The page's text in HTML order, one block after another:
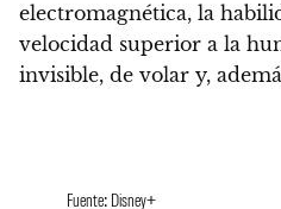
electromagnética, la
velocidad superior a la
invisible, de volar y,
Fuente: Disney+